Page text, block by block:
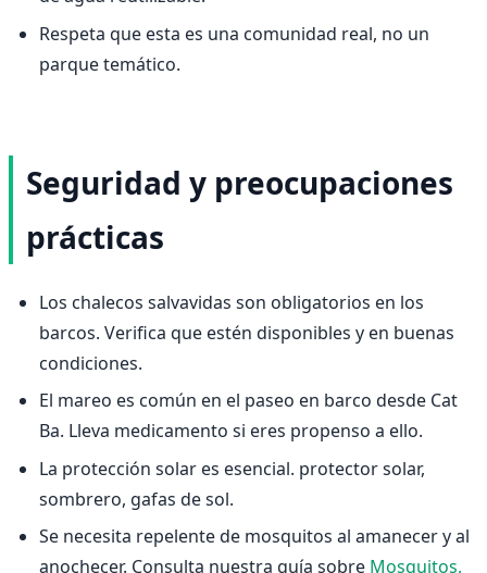
Respeta que esta es una comunidad real, no un
parque temático.
Seguridad y preocupaciones
prácticas
Los chalecos salvavidas son obligatorios en los
barcos. Verifica que estén disponibles y en buenas
condiciones.
El mareo es común en el paseo en barco desde Cat
Ba. Lleva medicamento si eres propenso a ello.
La protección solar es esencial. protector solar,
sombrero, gafas de sol.
Se necesita repelente de mosquitos al amanecer y al
anochecer. Consulta nuestra guía sobre Mosquitos,